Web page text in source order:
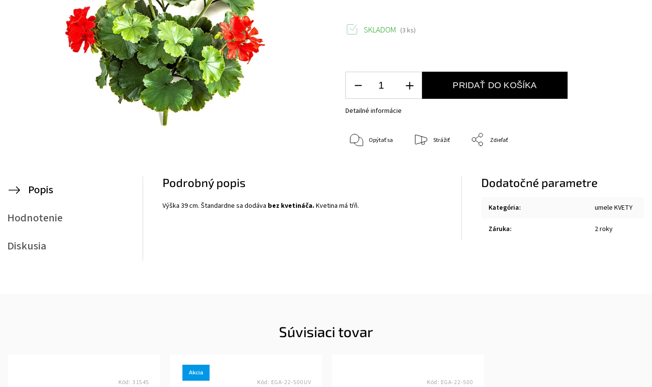
SKLADOM (3 ks)
PRIDAŤ DO KOŠÍKA
Detailné informácie
Opýtať sa Strážiť Zdieľať
Popis
Hodnotenie
Diskusia
Podrobný popis
Výška 39 cm. Štandardne sa dodáva bez kvetináča. Kvetina má tŕň.
Dodatočné parametre
Kategória: umele KVETY
Záruka: 2 roky
Súvisiaci tovar
Kód: 31545
Akcia
Kód: EGA-22-500UV Kód: EGA-22-500